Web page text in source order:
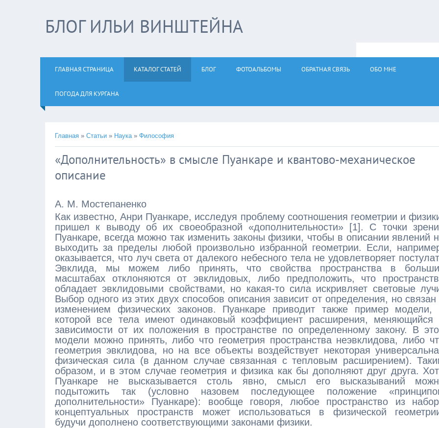
БЛОГ ИЛЬИ ВИНШТЕЙНА
ГЛАВНАЯ СТРАНИЦА КАТАЛОГ СТАТЕЙ БЛОГ ФОТОАЛЬБОМЫ ОБРАТНАЯ СВЯЗЬ ОБО МНЕ
ПОГОДА ДЛЯ КУРГАНА
Главная » Статьи » Наука» Философия
«Дополнительность» в смысле Пуанкаре и квантово-механическое
описание
А. М. Мостепаненко
Как известно, Анри Пуанкаре, исследуя проблему соотношения геометрии и
пришел к выводу об их своеобразной «дополнительности» [1]. С точки
Пуанкаре, всегда можно так изменить законы физики, чтобы в описании явлений
выходить за пределы любой произвольно избранной геометрии. Если,
оказывается, что луч света от далекого небесного тела не удовлетворяет
Эвклида, мы можем либо принять, что свойства пространства в
масштабах отклоняются от эвклидовых, либо предположить, что
обладает эвклидовыми свойствами, но какая-то сила искривляет световые
Выбор одного из этих двух способов описания зависит от определения, но связан
изменением физических законов. Пуанкаре приводит также пример модели,
которой все тела имеют одинаковый коэффициент расширения, меняющийся
зависимости от их положения в пространстве по определенному закону. В
модели можно принять, либо что геометрия пространства неэвклидова, либо
геометрия эвклидова, но на все объекты воздействует некоторая
физическая сила (в данном случае связанная с тепловым расширением).
образом, и в этом случае геометрия и физика как бы дополняют друг друга.
Пуанкаре не высказывается столь явно, смысл его высказываний
подытожить так (условно назовем последующее положение
дополнительности» Пуанкаре): вообще говоря, любое пространство из
концептуальных пространств может использоваться в физической
будучи дополнено соответствующими законами физики.